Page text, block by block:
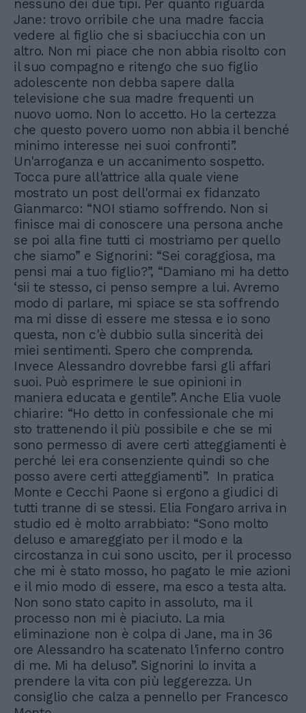
nessuno dei due tipi. Per quanto riguarda
Jane: trovo orribile che una madre faccia
vedere al figlio che si sbaciucchia con un
altro. Non mi piace che non abbia risolto con
il suo compagno e ritengo che suo figlio
adolescente non debba sapere dalla
televisione che sua madre frequenti un
nuovo uomo. Non lo accetto. Ho la certezza
che questo povero uomo non abbia il benché
minimo interesse nei suoi confronti”.
Un'arroganza e un accanimento sospetto.
Tocca pure all'attrice alla quale viene
mostrato un post dell'ormai ex fidanzato
Gianmarco: “NOI stiamo soffrendo. Non si
finisce mai di conoscere una persona anche
se poi alla fine tutti ci mostriamo per quello
che siamo” e Signorini: “Sei coraggiosa, ma
pensi mai a tuo figlio?”, “Damiano mi ha detto
‘sii te stesso, ci penso sempre a lui. Avremo
modo di parlare, mi spiace se sta soffrendo
ma mi disse di essere me stessa e io sono
questa, non c'è dubbio sulla sincerità dei
miei sentimenti. Spero che comprenda.
Invece Alessandro dovrebbe farsi gli affari
suoi. Può esprimere le sue opinioni in
maniera educata e gentile”. Anche Elia vuole
chiarire: “Ho detto in confessionale che mi
sto trattenendo il più possibile e che se mi
sono permesso di avere certi atteggiamenti è
perché lei era consenziente quindi so che
posso avere certi atteggiamenti”. In pratica
Monte e Cecchi Paone si ergono a giudici di
tutti tranne di se stessi. Elia Fongaro arriva in
studio ed è molto arrabbiato: “Sono molto
deluso e amareggiato per il modo e la
circostanza in cui sono uscito, per il processo
che mi è stato mosso, ho pagato le mie azioni
e il mio modo di essere, ma esco a testa alta.
Non sono stato capito in assoluto, ma il
processo non mi è piaciuto. La mia
eliminazione non è colpa di Jane, ma in 36
ore Alessandro ha scatenato l'inferno contro
di me. Mi ha deluso”. Signorini lo invita a
prendere la vita con più leggerezza. Un
consiglio che calza a pennello per Francesco